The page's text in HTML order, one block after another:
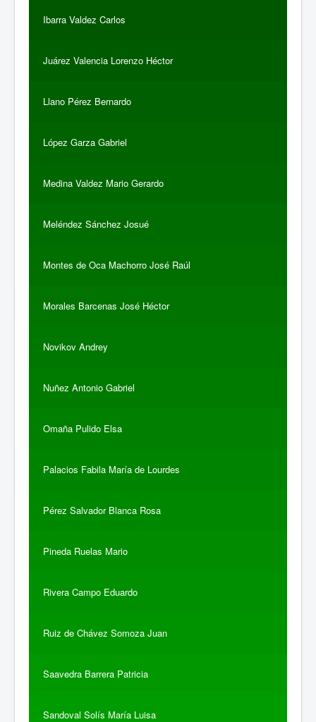
Ibarra Valdez Carlos
Juárez Valencia Lorenzo Héctor
Llano Pérez Bernardo
López Garza Gabriel
Medina Valdez Mario Gerardo
Meléndez Sánchez Josué
Montes de Oca Machorro José Raúl
Morales Barcenas José Héctor
Novikov Andrey
Nuñez Antonio Gabriel
Omaña Pulido Elsa
Palacios Fabila María de Lourdes
Pérez Salvador Blanca Rosa
Pineda Ruelas Mario
Rivera Campo Eduardo
Ruiz de Chávez Somoza Juan
Saavedra Barrera Patricia
Sandoval Solís María Luisa